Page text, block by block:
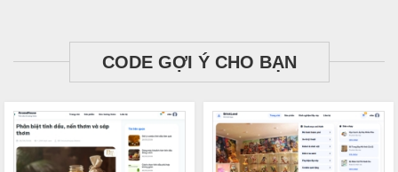
CODE GỢI Ý CHO BẠN